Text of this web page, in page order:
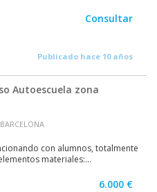
Consultar
Publicado hace 10 años
Autoescuela zona
con alumnos, totalmente
materiales:...
6.000 €